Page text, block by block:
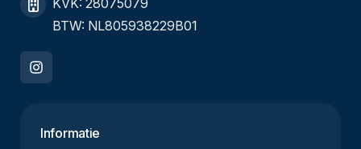
KVK: 28075079
BTW: NL805938229B01
Informatie